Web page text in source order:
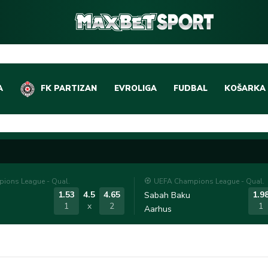
FK PARTIZAN EVROLIGA FUDBAL
DOMAĆI FUDBAL
LIGE PETICE
OSTALE LIGE
KOŠARKA
EVROLIGA
ABA LIGA
League - Qual.
1.53
1
4.5
x
4.65
2
UEFA Champions League - Qual.
Sabah Baku
Aarhus
1